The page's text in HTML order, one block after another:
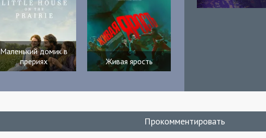
Маленький домик в
прериях
Живая ярость
Прокомментировать